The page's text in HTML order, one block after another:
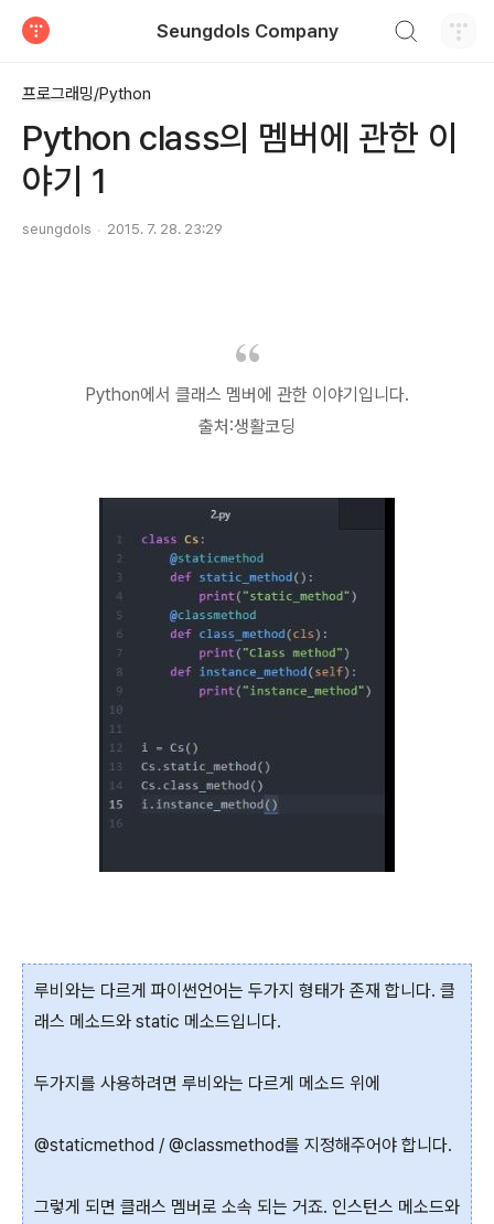
Seungdols Company
프로그래밍/Python
Python class의 멤버에 관한 이
야기 1
seungdols 2015. 7. 28. 23:29
Python에서 클래스 멤버에 관한 이야기입니다.
출처:생활코딩
루비와는 다르게 파이썬언어는 두가지 형태가 존재 합니다. 클
래스 메소드와 static 메소드입니다.
두가지를 사용하려면 루비와는 다르게 메소드 위에
@staticmethod / @classmethod를 지정해주어야 합니다.
그렇게 되면 클래스 멤버로 소속 되는 거죠. 인스턴스 메소드와